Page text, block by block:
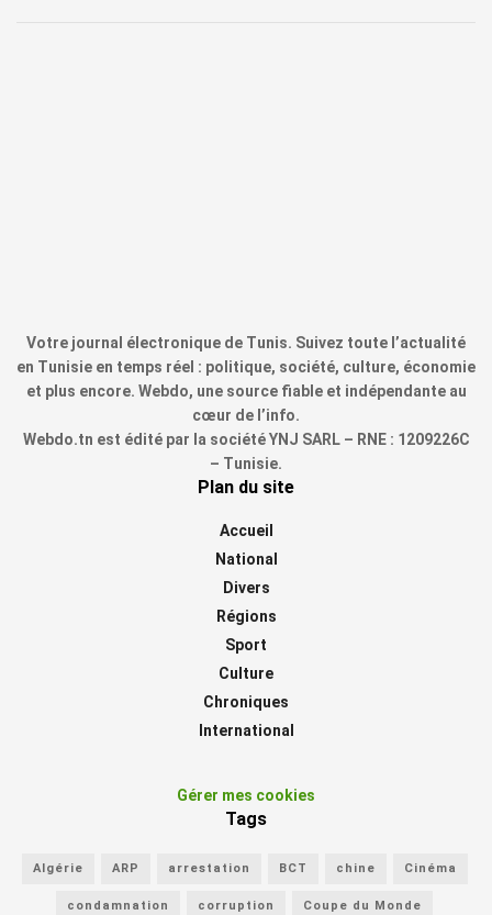
Votre journal électronique de Tunis. Suivez toute l’actualité
en Tunisie en temps réel : politique, société, culture, économie
et plus encore. Webdo, une source fiable et indépendante au
cœur de l’info.
Webdo.tn est édité par la société YNJ SARL – RNE : 1209226C
– Tunisie.
Plan du site
Accueil
National
Divers
Régions
Sport
Culture
Chroniques
International
Gérer mes cookies
Tags
Algérie ARP arrestation BCT chine Cinéma
condamnation corruption Coupe du Monde